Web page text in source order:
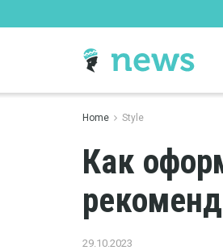
Home Style
Как
29.10.2023